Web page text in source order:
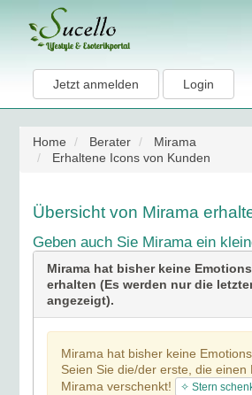
Jetzt anmelden Login
Home Berater
Mirama
Erhaltene Icons von Kunden
Übersicht von Mirama
Geben auch Sie Mirama ein
Mirama hat bisher keine
erhalten (Es werden nur die
angezeigt).
Mirama hat bisher keine
Seien Sie die/der erste, die einen
Mirama verschenkt!
✧ Stern